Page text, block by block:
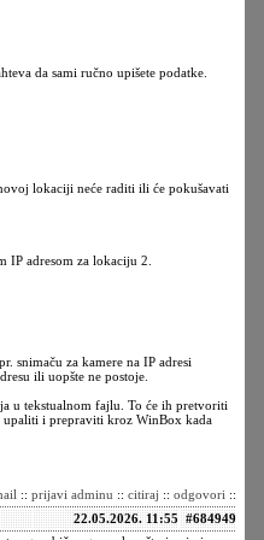
da sami ručno upišete podatke.
lokaciji neće raditi ili će pokušavati
IP adresom za lokaciju 2.
snimaču za kamere na IP adresi
ili uopšte ne postoje.
u tekstualnom fajlu. To će ih pretvoriti
i prepraviti kroz WinBox kada
:: prijavi adminu :: citiraj :: odgovori ::
22.05.2026. 11:55 #684949